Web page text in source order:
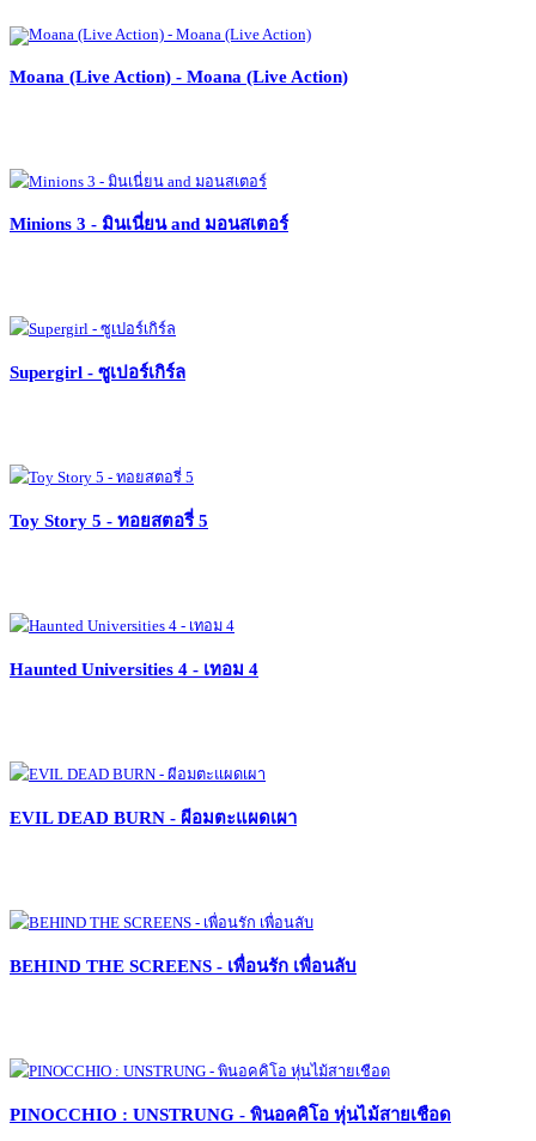
Moana (Live Action) - Moana (Live Action)
Minions 3 - มินเนี่ยน and มอนสเตอร์
Supergirl - ซูเปอร์เกิร์ล
Toy Story 5 - ทอยสตอรี่ 5
Haunted Universities 4 - เทอม 4
EVIL DEAD BURN - ผีอมตะแผดเผา
BEHIND THE SCREENS - เพื่อนรัก เพื่อนลับ
PINOCCHIO : UNSTRUNG - พินอคคิโอ หุ่นไม้สายเชือด